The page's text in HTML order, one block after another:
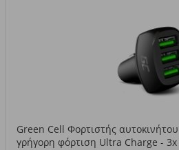
Green Cell Φορτιστής
γρήγορη φόρτιση Ultra Charge - 3x